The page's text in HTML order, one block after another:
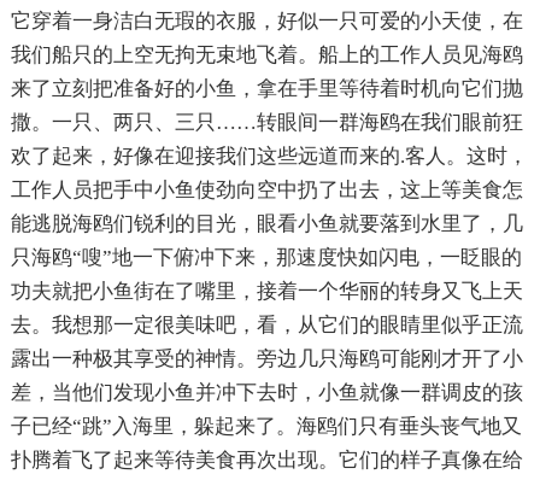
它穿着一身洁白无瑕的衣服，好似一只可爱的小天使，在
我们船只的上空无拘无束地飞着。船上的工作人员见海鸥
来了立刻把准备好的小鱼，拿在手里等待着时机向它们抛
撒。一只、两只、三只……转眼间一群海鸥在我们眼前狂
欢了起来，好像在迎接我们这些远道而来的.客人。这时，
工作人员把手中小鱼使劲向空中扔了出去，这上等美食怎
能逃脱海鸥们锐利的目光，眼看小鱼就要落到水里了，几
只海鸥“嗖”地一下俯冲下来，那速度快如闪电，一眨眼的
功夫就把小鱼街在了嘴里，接着一个华丽的转身又飞上天
去。我想那一定很美味吧，看，从它们的眼睛里似乎正流
露出一种极其享受的神情。旁边几只海鸥可能刚才开了小
差，当他们发现小鱼并冲下去时，小鱼就像一群调皮的孩
子已经“跳”入海里，躲起来了。海鸥们只有垂头丧气地又
扑腾着飞了起来等待美食再次出现。它们的样子真像在给